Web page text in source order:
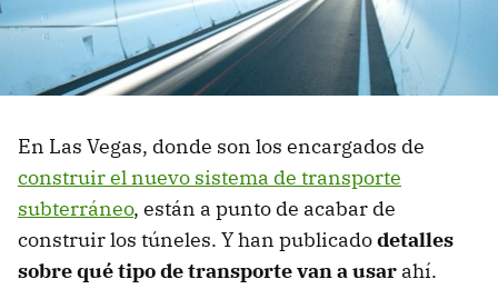
En Las Vegas, donde son los encargados de
construir el nuevo sistema de transporte
subterráneo, están a punto de acabar de
construir los túneles. Y han publicadodetalles
sobre qué tipo de transporte van a usar ahí.